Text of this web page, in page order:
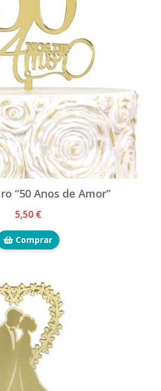
“50 Anos de Amor”
5,50 €
Comprar